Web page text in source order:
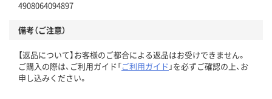
4908064094897
備考（ご注意）
【返品について】お客様のご都合による返品はお受けできません。
ご購入の際は、ご利用ガイド「ご利用ガイド 」を必ずご確認の上、お
申し込みください。